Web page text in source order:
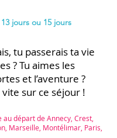
jours ou 15 jours
tu passerais ta vie
? Tu aimes les
et l’aventure ?
sur ce séjour !
départ de Annecy, Crest,
Marseille, Montélimar, Paris,